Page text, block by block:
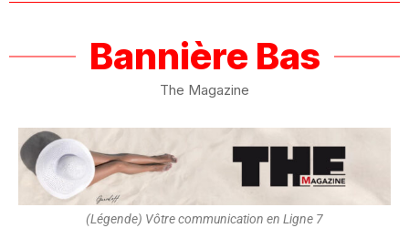
Bannière Bas
The Magazine
(Légende) Vôtre communication en Ligne 7